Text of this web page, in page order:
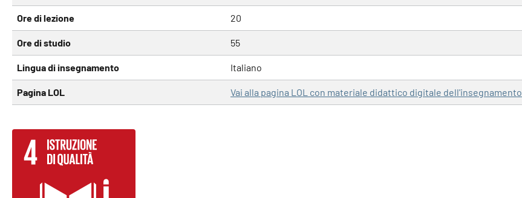
Ore di lezione 20
Ore di studio 55
Lingua di insegnamento Italiano
Pagina LOL Vai alla pagina LOL con materiale didattico digitale dell'insegnamento